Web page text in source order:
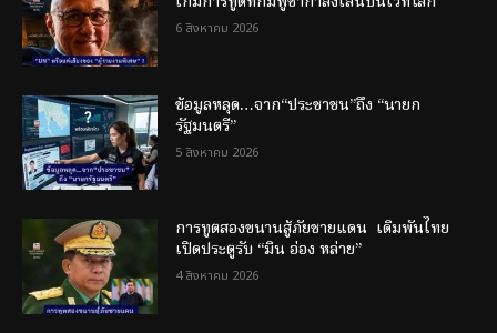
6 สิงหาคม 2026
ข้อมูลหลุด…จาก“ประชาชน”ถึง “นายก
รัฐมนตรี”
5 สิงหาคม 2026
การทูตสองขนานสู้ภัยชายแดน เดิมพันไทย
เปิดประตูรับ “มิน อ่อง หล่าย”
4 สิงหาคม 2026